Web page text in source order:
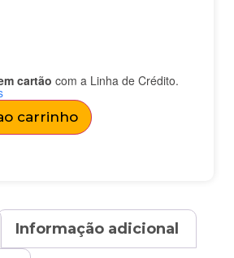
cartão com a Linha de Crédito.
carrinho
Informação adicional